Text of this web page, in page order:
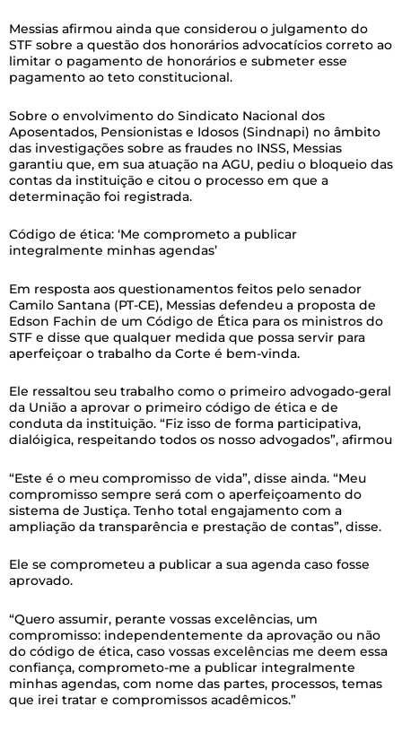
Messias afirmou ainda que considerou o julgamento do
STF sobre a questão dos honorários advocatícios correto ao
limitar o pagamento de honorários e submeter esse
pagamento ao teto constitucional.
Sobre o envolvimento do Sindicato Nacional dos
Aposentados, Pensionistas e Idosos (Sindnapi) no âmbito
das investigações sobre as fraudes no INSS, Messias
garantiu que, em sua atuação na AGU, pediu o bloqueio das
contas da instituição e citou o processo em que a
determinação foi registrada.
Código de ética: ‘Me comprometo a publicar
integralmente minhas agendas’
Em resposta aos questionamentos feitos pelo senador
Camilo Santana (PT-CE), Messias defendeu a proposta de
Edson Fachin de um Código de Ética para os ministros do
STF e disse que qualquer medida que possa servir para
aperfeiçoar o trabalho da Corte é bem-vinda.
Ele ressaltou seu trabalho como o primeiro advogado-geral
da União a aprovar o primeiro código de ética e de
conduta da instituição. “Fiz isso de forma participativa,
dialóigica, respeitando todos os nosso advogados”, afirmou
“Este é o meu compromisso de vida”, disse ainda. “Meu
compromisso sempre será com o aperfeiçoamento do
sistema de Justiça. Tenho total engajamento com a
ampliação da transparência e prestação de contas”, disse.
Ele se comprometeu a publicar a sua agenda caso fosse
aprovado.
“Quero assumir, perante vossas excelências, um
compromisso: independentemente da aprovação ou não
do código de ética, caso vossas excelências me deem essa
confiança, comprometo-me a publicar integralmente
minhas agendas, com nome das partes, processos, temas
que irei tratar e compromissos acadêmicos.”